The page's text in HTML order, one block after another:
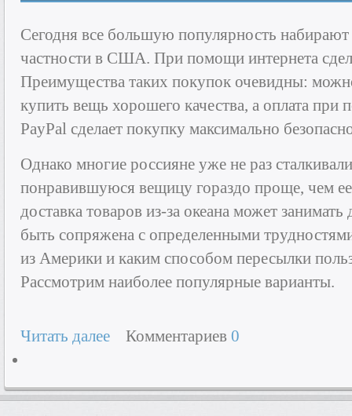
Сегодня все большую популярность набирают
частности в США. При помощи интернета
Преимущества таких покупок очевидны:
купить вещь хорошего качества, а оплата
PayPal сделает покупку максимально
Однако многие россияне уже не раз
понравившуюся вещицу гораздо проще, чем
доставка товаров из-за океана может
быть сопряжена с определенными
из Америки и каким способом пересылки
Рассмотрим наиболее популярные варианты.
Читать далее Комментариев 0